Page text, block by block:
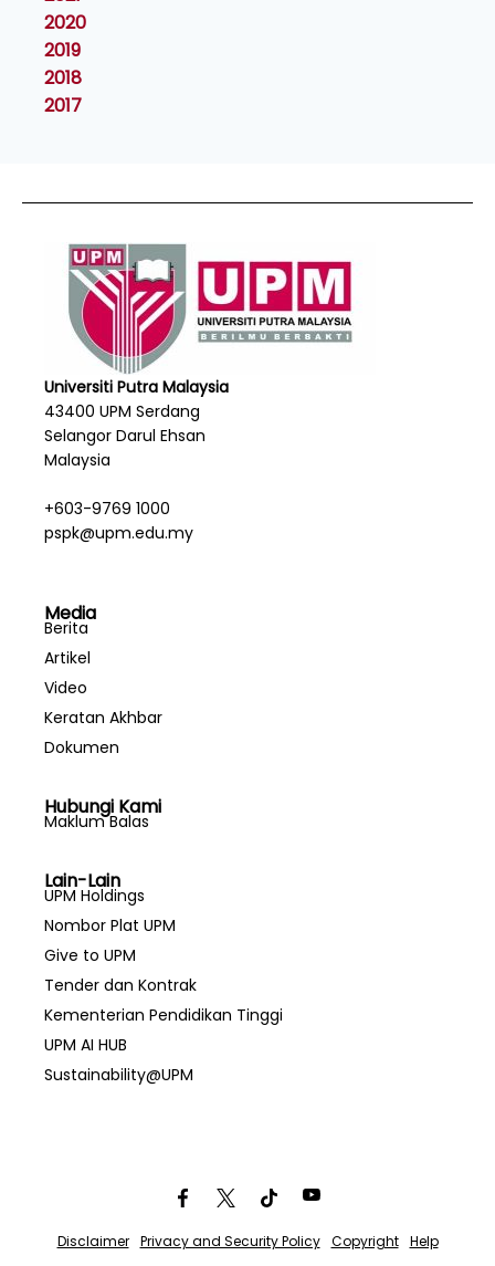
2020
2019
2018
2017
Universiti Putra Malaysia
43400 UPM Serdang
Selangor Darul Ehsan
Malaysia
+603-9769 1000
pspk@upm.edu.my
Media
Berita
Artikel
Video
Keratan Akhbar
Dokumen
Hubungi Kami
Maklum Balas
Lain-Lain
UPM Holdings
Nombor Plat UPM
Give to UPM
Tender dan Kontrak
Kementerian Pendidikan Tinggi
UPM AI HUB
Sustainability@UPM
Disclaimer Privacy and Security Policy Copyright
Help